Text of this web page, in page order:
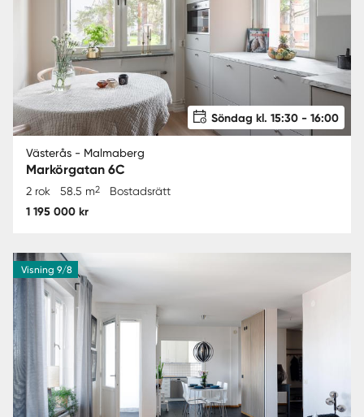
Söndag kl. 15:30 - 16:00
Västerås - Malmaberg
Markörgatan 6C
2 rok 58.5 m2 Bostadsrätt
1 195 000 kr
Visning 9/8